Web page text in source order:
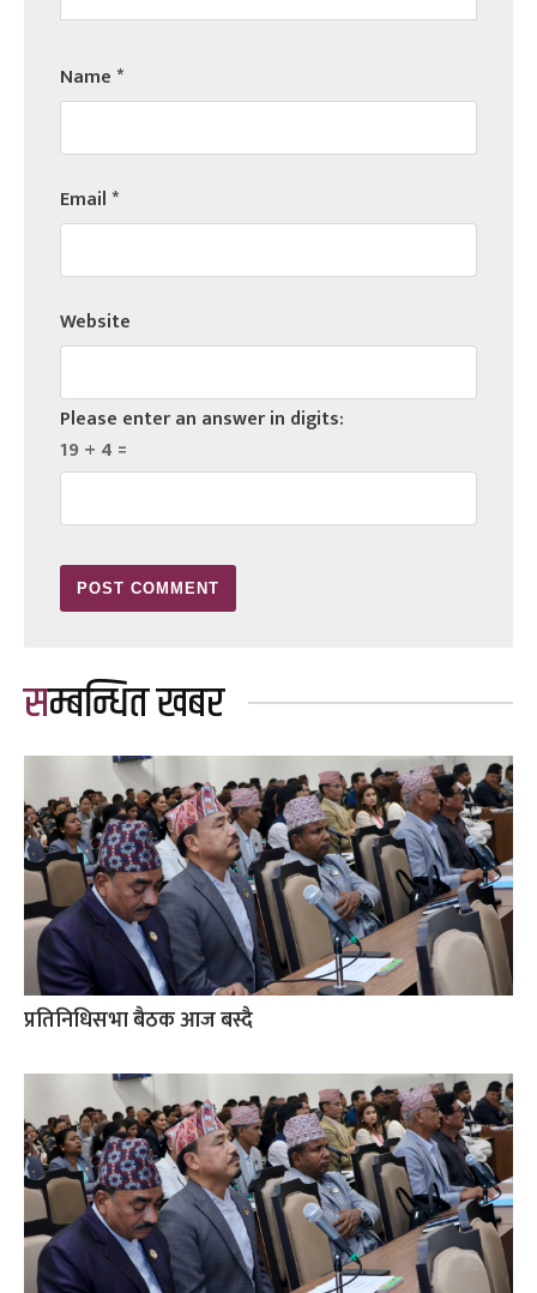
Name*
Email*
Website
Please enter an answer in digits:
19 + 4 =
सम्बन्धित खबर
प्रतिनिधिसभा बैठक आज बस्दै